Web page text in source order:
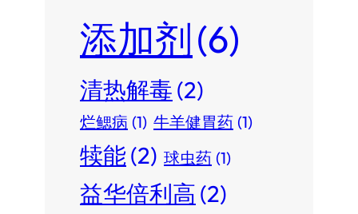
添加剂(6)
清热解毒(2)
烂鳃病 (1) 牛羊健胃药 (1)
犊能(2) 球虫药 (1)
益华倍利高(2)